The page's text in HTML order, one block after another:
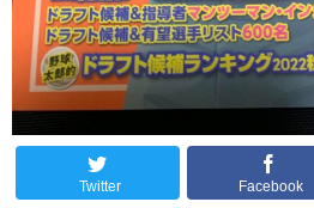
Twitter Facebook